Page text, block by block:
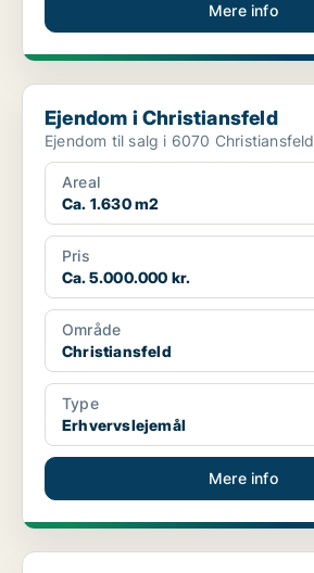
Mere info
Ejendom i Christiansfeld
Ejendom i Christiansfeld
Ejendom til salg i 6070 Christiansfeld
Areal
Ca. 1.630 m2
Pris
Ca. 5.000.000 kr.
Område
Christiansfeld
Type
Erhvervslejemål
Mere info
Ejendom i Christiansfeld